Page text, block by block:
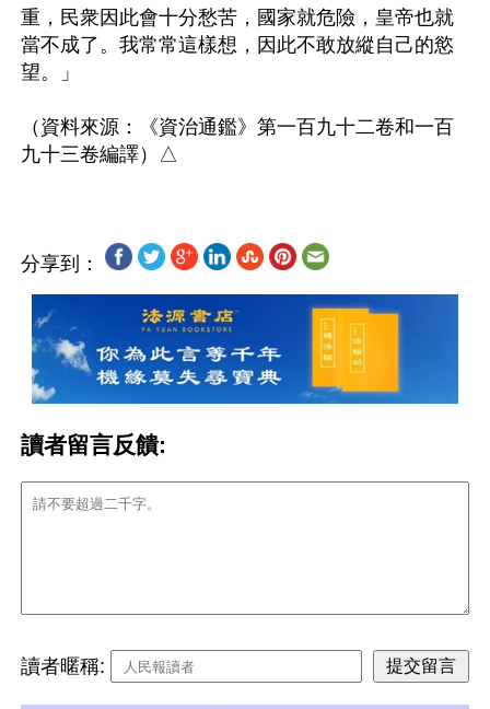
重，民衆因此會十分愁苦，國家就危險，皇帝也就
當不成了。我常常這樣想，因此不敢放縱自己的慾
望。」
（資料來源：《資治通鑑》第一百九十二卷和一百
分享到：
讀者留言反饋:
讀者暱稱: